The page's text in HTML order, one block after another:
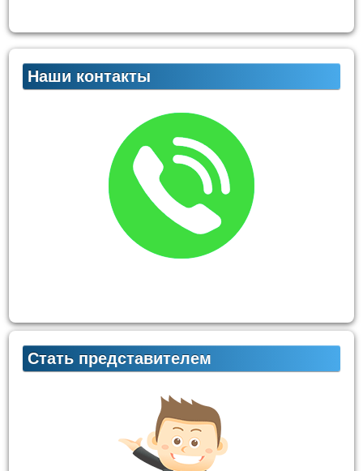
Наши контакты
Стать представителем